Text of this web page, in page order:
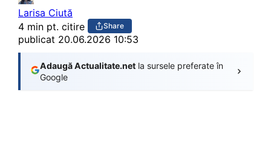
Larisa Ciută
4 min pt. citire
Share
publicat 20.06.2026 10:53
Adaugă Actualitate.net la sursele preferate în
Google